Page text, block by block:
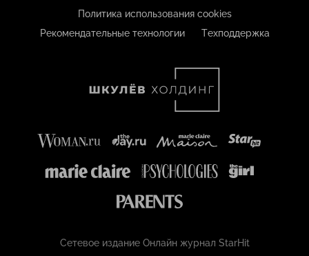
Политика использования cookies
Рекомендательные технологии
Техподдержка
Сетевое издание Онлайн журнал StarHit